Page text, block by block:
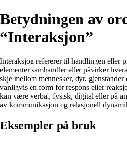
Betydningen av
“Interaksjon”
Interaksjon refererer til handlingen eller
elementer samhandler eller påvirker
skje mellom mennesker, dyr,
vanligvis en form for respons eller
kan være verbal, fysisk, digital eller på
av kommunikasjon og relasjonell
Eksempler på bruk